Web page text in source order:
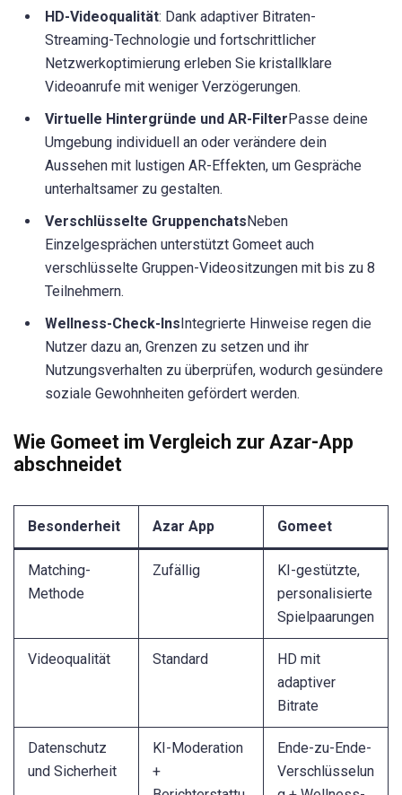
HD-Videoqualität: Dank adaptiver Bitraten-
Streaming-Technologie und fortschrittlicher
Netzwerkoptimierung erleben Sie kristallklare
Videoanrufe mit weniger Verzögerungen.
Virtuelle Hintergründe und AR-FilterPasse deine
Umgebung individuell an oder verändere dein
Aussehen mit lustigen AR-Effekten, um Gespräche
unterhaltsamer zu gestalten.
Verschlüsselte GruppenchatsNeben
Einzelgesprächen unterstützt Gomeet auch
verschlüsselte Gruppen-Videositzungen mit bis zu 8
Teilnehmern.
Wellness-Check-InsIntegrierte Hinweise regen die
Nutzer dazu an, Grenzen zu setzen und ihr
Nutzungsverhalten zu überprüfen, wodurch gesündere
soziale Gewohnheiten gefördert werden.
Wie Gomeet im Vergleich zur Azar-App
abschneidet
Besonderheit Azar App Gomeet
Matching-
Methode
Zufällig
KI-gestützte,
personalisierte
Spielpaarungen
Videoqualität Standard
HD mit
adaptiver
Bitrate
Datenschutz
und Sicherheit
KI-Moderation
+
Ende-zu-Ende-
Verschlüsselun